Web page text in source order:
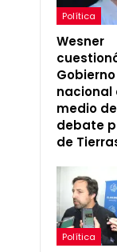
Política
Wesner
Gobierno
nacional
medio
debate
de
Política